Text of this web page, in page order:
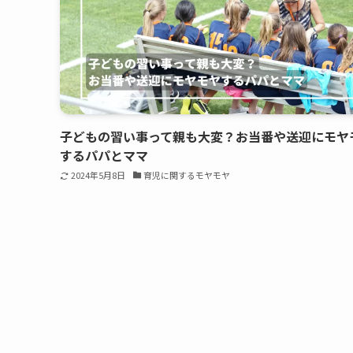
子どもの習い事って親も大変？お当番や送迎にモヤ
するパパとママ
2024年5月8日 育児に関するモヤモヤ